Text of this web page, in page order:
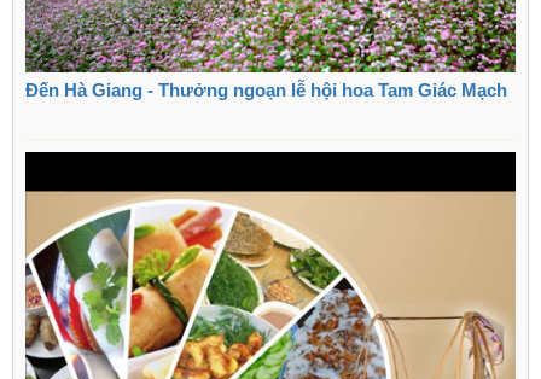
Đến Hà Giang - Thưởng ngoạn lễ hội hoa Tam Giác Mạch